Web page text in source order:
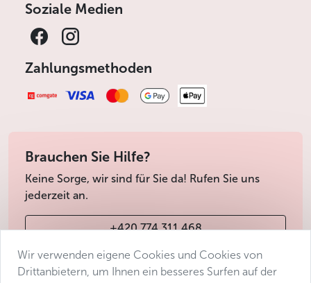
Soziale Medien
Zahlungsmethoden
Brauchen Sie Hilfe?
Keine Sorge, wir sind für Sie da! Rufen Sie uns
jederzeit an.
+420 774 311 468
info@avantgarde-prague.cz
Wir verwenden eigene Cookies und Cookies von
Drittanbietern, um Ihnen ein besseres Surfen auf der